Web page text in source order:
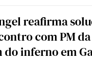
reafirma
com PM
do inferno em